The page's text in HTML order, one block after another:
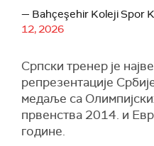
— Bahçeşehir Koleji Spor
12, 2026
Српски тренер је
репрезентације
медаље са
првенства 2014. и
године.